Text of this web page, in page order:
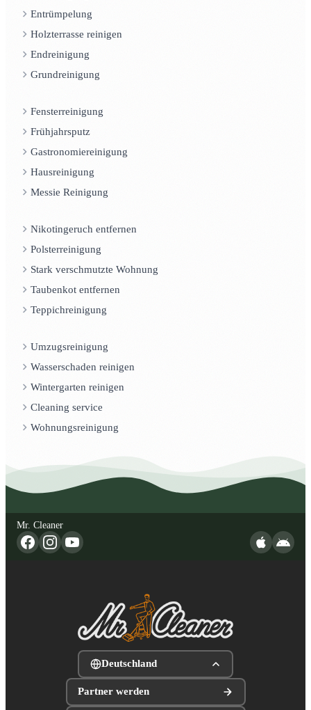
Entrümpelung
Holzterrasse reinigen
Endreinigung
Grundreinigung
Fensterreinigung
Frühjahrsputz
Gastronomiereinigung
Hausreinigung
Messie Reinigung
Nikotingeruch entfernen
Polsterreinigung
Stark verschmutzte Wohnung
Taubenkot entfernen
Teppichreinigung
Umzugsreinigung
Wasserschaden reinigen
Wintergarten reinigen
Cleaning service
Wohnungsreinigung
Mr. Cleaner
Deutschland
Partner werden